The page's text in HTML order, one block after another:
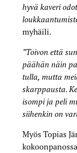
hyvä kaveri
myhäili.
”Toivon että
päähän näin
tulla, mutta
skarppausta.
isompi ja peli
siihenkin on
Myös Topias